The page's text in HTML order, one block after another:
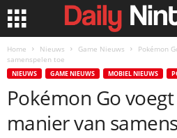
Home Nieuws Game Nieuws
Pokémon
samenspelen toe
NIEUWS GAME NIEUWS MOBIEL NIEUWS
Pokémon Go
manier van